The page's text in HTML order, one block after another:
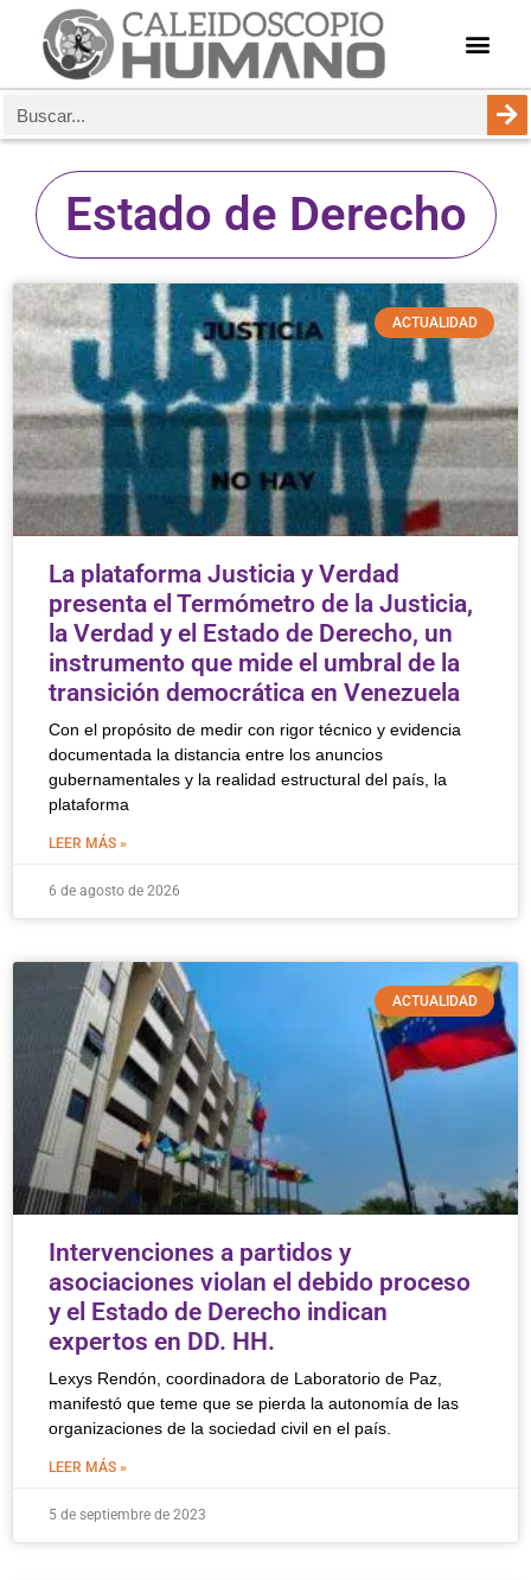
Estado de Derecho
ACTUALIDAD
La plataforma Justicia y Verdad
presenta el Termómetro de la Justicia,
la Verdad y el Estado de Derecho, un
instrumento que mide el umbral de la
transición democrática en Venezuela
Con el propósito de medir con rigor técnico y evidencia
documentada la distancia entre los anuncios
gubernamentales y la realidad estructural del país, la
plataforma
LEER MÁS »
6 de agosto de 2026
ACTUALIDAD
Intervenciones a partidos y
asociaciones violan el debido proceso
y el Estado de Derecho indican
expertos en DD. HH.
Lexys Rendón, coordinadora de Laboratorio de Paz,
manifestó que teme que se pierda la autonomía de las
organizaciones de la sociedad civil en el país.
LEER MÁS »
5 de septiembre de 2023